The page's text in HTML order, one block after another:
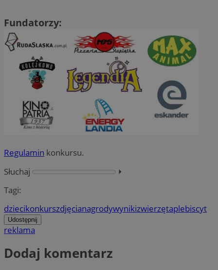
Fundatorzy:
Regulamin konkursu.
Słuchaj
⏵︎
Tagi:
dziecikonkurszdjęcianagrodywynikizwierzętaplebiscyt
Udostępnij
reklama
Dodaj komentarz